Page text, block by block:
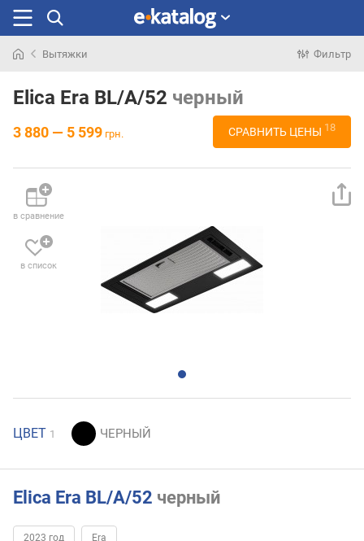
раньше
Вытяжки Фильтр
Elica Era BL/A/52 черный
3 880 — 5 599 грн. СРАВНИТЬ ЦЕНЫ 18
в сравнение
в список
ЦВЕТ 1
Elica Era BL/A/52 черный
2023 год Era